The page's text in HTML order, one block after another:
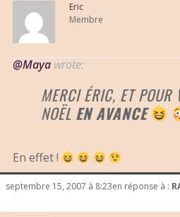
Eric
Membre
@Maya wrote:
MERCI ÉRIC, ET POUR
NOËL EN AVANCE
En effet !
septembre 15, 2007 à 8:23en réponse à :